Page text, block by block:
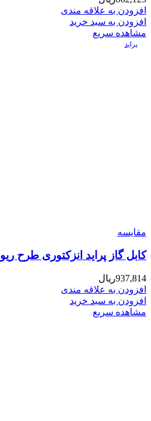
افزودن به علاقه مندی
افزودن به سبد خرید
مشاهده سریع
پراید
مقایسه
کابل گاز پراید انزکتوری طرح ریو
937,814ریال
افزودن به علاقه مندی
افزودن به سبد خرید
مشاهده سریع